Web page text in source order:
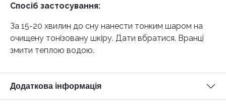
Спосіб застосування:
За 15-20 хвилин до сну нанести тонким шаром на
очищену тонізовану шкіру. Дати вбратися. Вранці
змити теплою водою.
Додаткова інформація